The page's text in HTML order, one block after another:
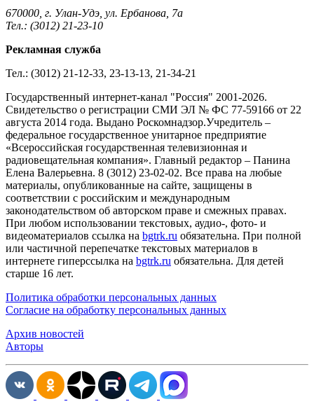
670000, г. Улан-Удэ, ул. Ербанова, 7а
Тел.: (3012) 21-23-10
Рекламная служба
Тел.: (3012) 21-12-33, 23-13-13, 21-34-21
Государственный интернет-канал "Россия" 2001-2026.
Cвидетельство о регистрации СМИ ЭЛ № ФС 77-59166 от 22
августа 2014 года. Выдано Роскомнадзор.Учредитель –
федеральное государственное унитарное предприятие
«Всероссийская государственная телевизионная и
радиовещательная компания». Главный редактор – Панина
Елена Валерьевна. 8 (3012) 23-02-02. Все права на любые
материалы, опубликованные на сайте, защищены в
соответствии с российским и международным
законодательством об авторском праве и смежных правах.
При любом использовании текстовых, аудио-, фото- и
видеоматериалов ссылка на bgtrk.ru обязательна. При полной
или частичной перепечатке текстовых материалов в
интернете гиперссылка на bgtrk.ru обязательна. Для детей
старше 16 лет.
Политика обработки персональных данных
Согласие на обработку персональных данных
Архив новостей
Авторы